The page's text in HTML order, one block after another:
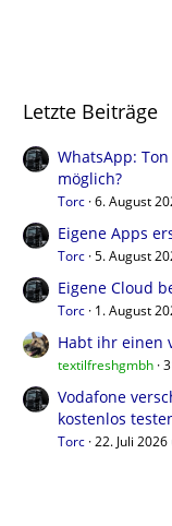
Letzte Beiträge
WhatsApp:
möglich?
Torc 6. August
Eigene Apps
Torc 5. August
Eigene Cloud
Torc 1. August
Habt ihr einen
textilfreshgmbh
Vodafone
kostenlos
Torc 22. Juli